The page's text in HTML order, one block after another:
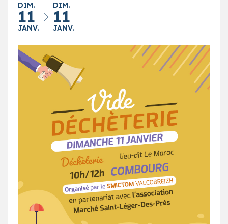
DIM.
11
JANV.
DIM.
11
JANV.